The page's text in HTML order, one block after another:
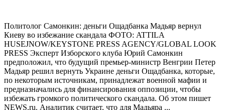
Политолог Самонкин: деньги Ощадбанка Мадьяр вернул
Киеву во избежание скандала ФОТО: ATTILA
HUSEJNOW/KEYSTONE PRESS AGENCY/GLOBAL LOOK
PRESS Эксперт Изборского клуба Юрий Самонкин
предположил, что будущий премьер-министр Венгрии Петер
Мадьяр решил вернуть Украине деньги Ощадбанка, которые,
по некоторым источникам, принадлежат военной мафии и
предназначались для финансирования оппозиции, чтобы
избежать громкого политического скандала. Об этом пишет
NEWS.ru. Аналитик считает, что для Мадьяра ...